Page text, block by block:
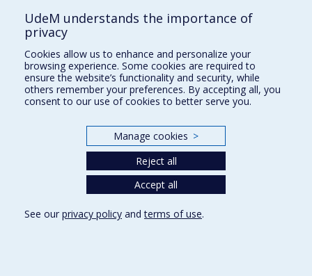
LinkedIn
YouTube
Toutes nos présences sociales
École de français
Centre de perfectionnement
Abonnez-vous à notre infolettre
Privacy
UdeM understands the importance of
privacy
Cookies allow us to enhance and personalize your
browsing experience. Some cookies are required to
ensure the website’s functionality and security, while
others remember your preferences. By accepting all, you
consent to our use of cookies to better serve you.
Manage cookies >
Reject all
Accept all
See our privacy policy andterms of use.